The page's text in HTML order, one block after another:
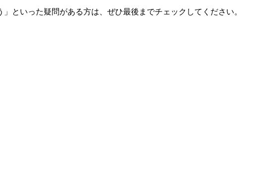
といった疑問がある方は、ぜひ最後までチェックしてください。